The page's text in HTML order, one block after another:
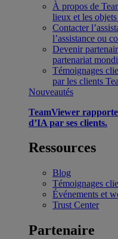
À propos de
lieux et les
Contacter
l’assistance ou
Devenir
partenariat
Témoignages
par les clients
Nouveautés
TeamViewer
d’IA par ses clients.
Ressources
Blog
Témoignages
Événements et
Trust Center
Partenaire